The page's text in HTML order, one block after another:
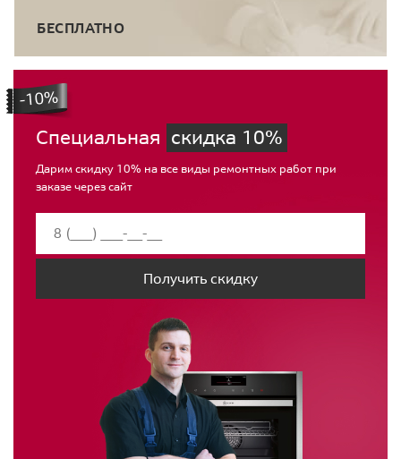
БЕСПЛАТНО
Специальная скидка 10%
Дарим скидку 10% на все виды ремонтных работ при
заказе через сайт
Получить скидку